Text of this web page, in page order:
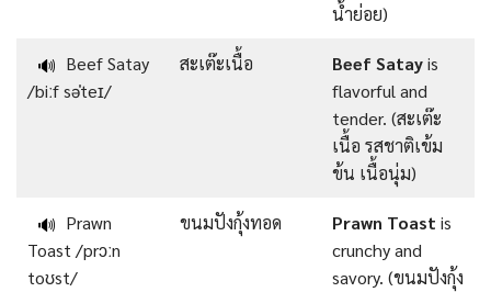
น้ำย่อย)
🔊 Beef Satay
/biːf səˈteɪ/
สะเต๊ะเนื้อ Beef Satayis
flavorful and
tender. (สะเต๊ะ
เนื้อ รสชาติเข้ม
ข้น เนื้อนุ่ม)
🔊 Prawn
Toast /prɔːn
toʊst/
ขนมปังกุ้งทอด Prawn Toast is
crunchy and
savory. (ขนมปังกุ้ง